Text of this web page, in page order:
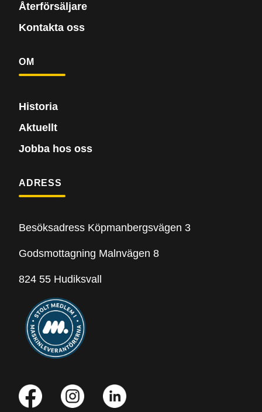
Återförsäljare
Kontakta oss
OM
Historia
Aktuellt
Jobba hos oss
ADRESS
Besöksadress Köpmanbergsvägen 3
Godsmottagning Malnvägen 8
824 55 Hudiksvall